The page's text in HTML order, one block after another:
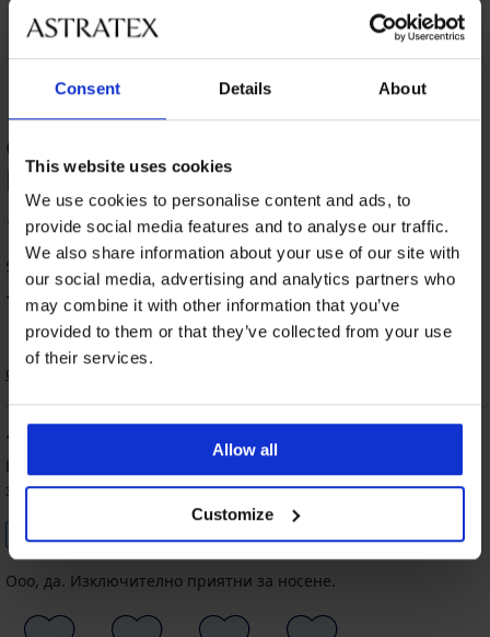
Consent Details About
This website uses cookies
We use cookies to personalise content and ads, to
provide social media features and to analyse our traffic.
We also share information about your use of our site with
our social media, advertising and analytics partners who
may combine it with other information that you’ve
provided to them or that they’ve collected from your use
of their services.
Allow all
Customize
ОЦЕНКА НА ПРОДУКТ Бикини
Bellinda Microfibre Breeze
100%
5 оценили продукта
100% от клиентите, препоръчват продукта
Сортиране
100
Венцислава
закупен размер L
Ооо, да. Изключително приятни за носене.